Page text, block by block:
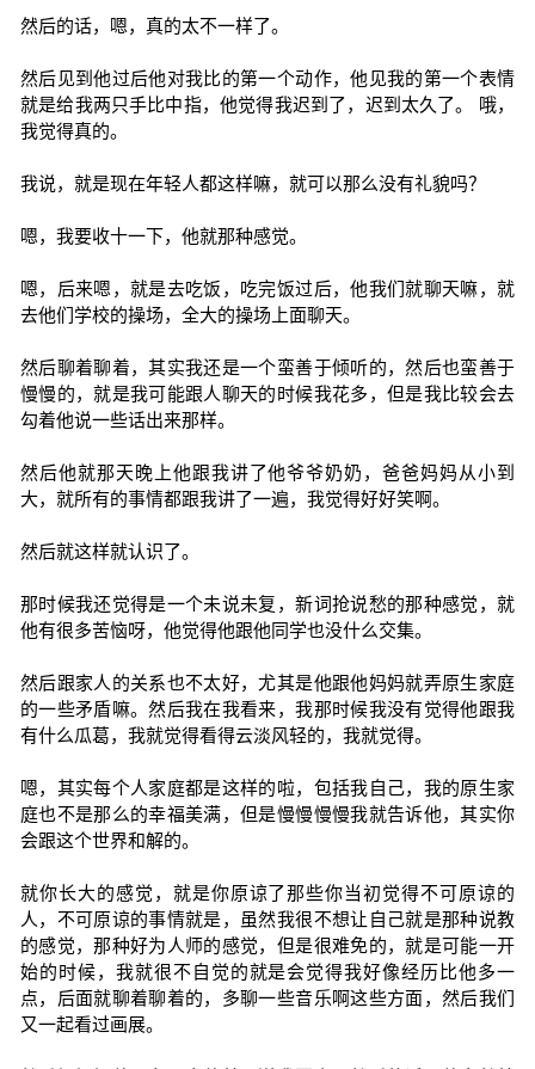
然后的话，嗯，真的太不一样了。
然后见到他过后他对我比的第一个动作，他见我的第一个表情
就是给我两只手比中指，他觉得我迟到了，迟到太久了。 哦，
我觉得真的。
我说，就是现在年轻人都这样嘛，就可以那么没有礼貌吗？
嗯，我要收十一下，他就那种感觉。
嗯，后来嗯，就是去吃饭，吃完饭过后，他我们就聊天嘛，就
去他们学校的操场，全大的操场上面聊天。
然后聊着聊着，其实我还是一个蛮善于倾听的，然后也蛮善于
慢慢的，就是我可能跟人聊天的时候我花多，但是我比较会去
勾着他说一些话出来那样。
然后他就那天晚上他跟我讲了他爷爷奶奶，爸爸妈妈从小到
大，就所有的事情都跟我讲了一遍，我觉得好好笑啊。
然后就这样就认识了。
那时候我还觉得是一个未说未复，新词抢说愁的那种感觉，就
他有很多苦恼呀，他觉得他跟他同学也没什么交集。
然后跟家人的关系也不太好，尤其是他跟他妈妈就弄原生家庭
的一些矛盾嘛。然后我在我看来，我那时候我没有觉得他跟我
有什么瓜葛，我就觉得看得云淡风轻的，我就觉得。
嗯，其实每个人家庭都是这样的啦，包括我自己，我的原生家
庭也不是那么的幸福美满，但是慢慢慢慢我就告诉他，其实你
会跟这个世界和解的。
就你长大的感觉，就是你原谅了那些你当初觉得不可原谅的
人，不可原谅的事情就是，虽然我很不想让自己就是那种说教
的感觉，那种好为人师的感觉，但是很难免的，就是可能一开
始的时候，我就很不自觉的就是会觉得我好像经历比他多一
点，后面就聊着聊着的，多聊一些音乐啊这些方面，然后我们
又一起看过画展。